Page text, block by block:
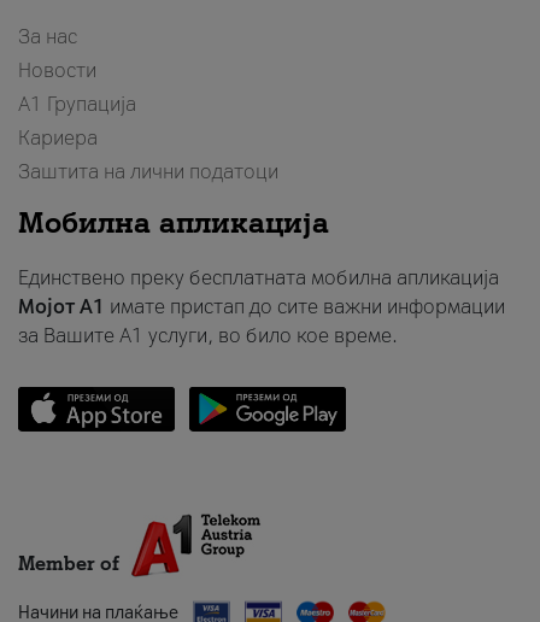
За нас
Новости
А1 Групација
Кариера
Заштита на лични податоци
Мобилна апликација
Единствено преку бесплатната мобилна апликација
Мојот A1 имате пристап до сите важни информации
за Вашите A1 услуги, во било кое време.
Member of
Начини на плаќање